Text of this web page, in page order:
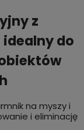
z
do
na myszy i
i eliminację